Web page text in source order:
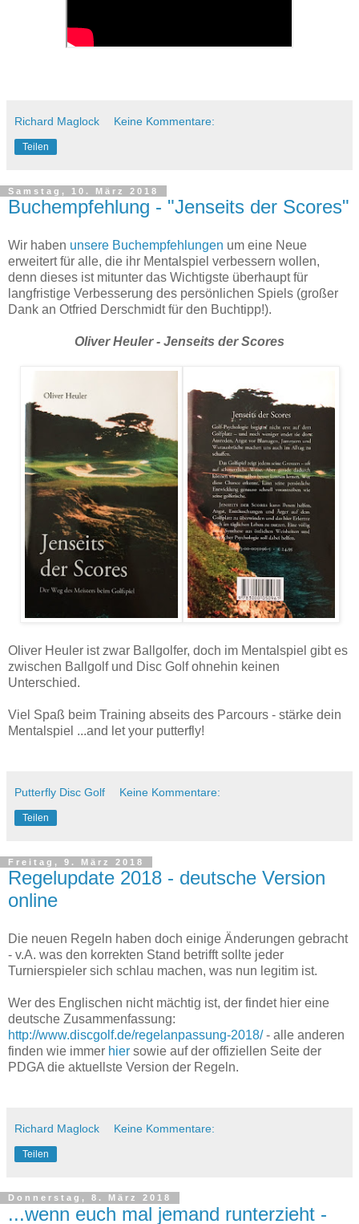
Richard Maglock Keine Kommentare:
Teilen
Samstag, 10. März 2018
Buchempfehlung - "Jenseits der Scores"
Wir haben unsere Buchempfehlungen um eine Neue
erweitert für alle, die ihr Mentalspiel verbessern wollen,
denn dieses ist mitunter das Wichtigste überhaupt für
langfristige Verbesserung des persönlichen Spiels (großer
Dank an Otfried Derschmidt für den Buchtipp!).
Oliver Heuler - Jenseits der Scores
Oliver Heuler ist zwar Ballgolfer, doch im Mentalspiel gibt es
zwischen Ballgolf und Disc Golf ohnehin keinen
Unterschied.
Viel Spaß beim Training abseits des Parcours - stärke dein
Mentalspiel ...and let your putterfly!
Putterfly Disc Golf Keine Kommentare:
Teilen
Freitag, 9. März 2018
Regelupdate 2018 - deutsche Version
online
Die neuen Regeln haben doch einige Änderungen gebracht
- v.A. was den korrekten Stand betrifft sollte jeder
Turnierspieler sich schlau machen, was nun legitim ist.
Wer des Englischen nicht mächtig ist, der findet hier eine
deutsche Zusammenfassung:
http://www.discgolf.de/regelanpassung-2018/- alle anderen
finden wie immer hier sowie auf der offiziellen Seite der
PDGA die aktuellste Version der Regeln.
Richard Maglock Keine Kommentare:
Teilen
Donnerstag, 8. März 2018
...wenn euch mal jemand runterzieht -